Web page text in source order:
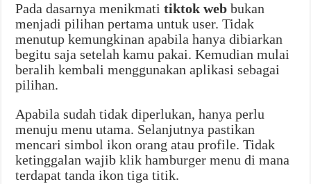
Pada dasarnya menikmati tiktok webbukan
menjadi pilihan pertama untuk user. Tidak
menutup kemungkinan apabila hanya dibiarkan
begitu saja setelah kamu pakai. Kemudian mulai
beralih kembali menggunakan aplikasi sebagai
pilihan.
Apabila sudah tidak diperlukan, hanya perlu
menuju menu utama. Selanjutnya pastikan
mencari simbol ikon orang atau profile. Tidak
ketinggalan wajib klik hamburger menu di mana
terdapat tanda ikon tiga titik.